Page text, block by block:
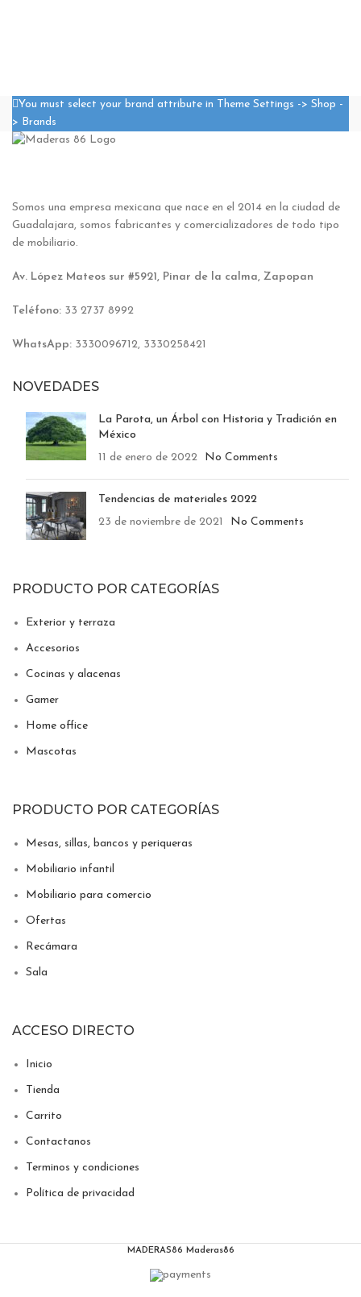
You must select your brand attribute in Theme Settings -> Shop -
> Brands
Somos una empresa mexicana que nace en el 2014 en la ciudad de
Guadalajara, somos fabricantes y comercializadores de todo tipo
de mobiliario.
Av. López Mateos sur #5921, Pinar de la calma, Zapopan
Teléfono: 33 2737 8992
WhatsApp: 3330096712, 3330258421
NOVEDADES
La Parota, un Árbol con Historia y Tradición en
México
11 de enero de 2022
No Comments
Tendencias de materiales 2022
23 de noviembre de 2021
No Comments
PRODUCTO POR CATEGORÍAS
Exterior y terraza
Accesorios
Cocinas y alacenas
Gamer
Home office
Mascotas
PRODUCTO POR CATEGORÍAS
Mesas, sillas, bancos y periqueras
Mobiliario infantil
Mobiliario para comercio
Ofertas
Recámara
Sala
ACCESO DIRECTO
Inicio
Tienda
Carrito
Contactanos
Terminos y condiciones
Política de privacidad
MADERAS86 Maderas86